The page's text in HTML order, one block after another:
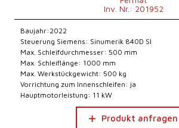
Inv. Nr.: 201952
Baujahr:2022
Steuerung Siemens: Sinumerik 840D Sl
Max. Schleifdurchmesser: 500 mm
Max. Schleiflänge: 1000 mm
Max. Werkstückgewicht: 500 kg
Vorrichtung zum Innenschleifen: ja
Hauptmotorleistung: 11 kW
Produkt anfragen